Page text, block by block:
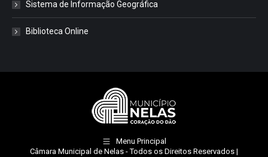
Sistema de Informação Geográfica
Biblioteca Online
Menu Principal
Câmara Municipal de Nelas - Todos os Direitos Reservados |